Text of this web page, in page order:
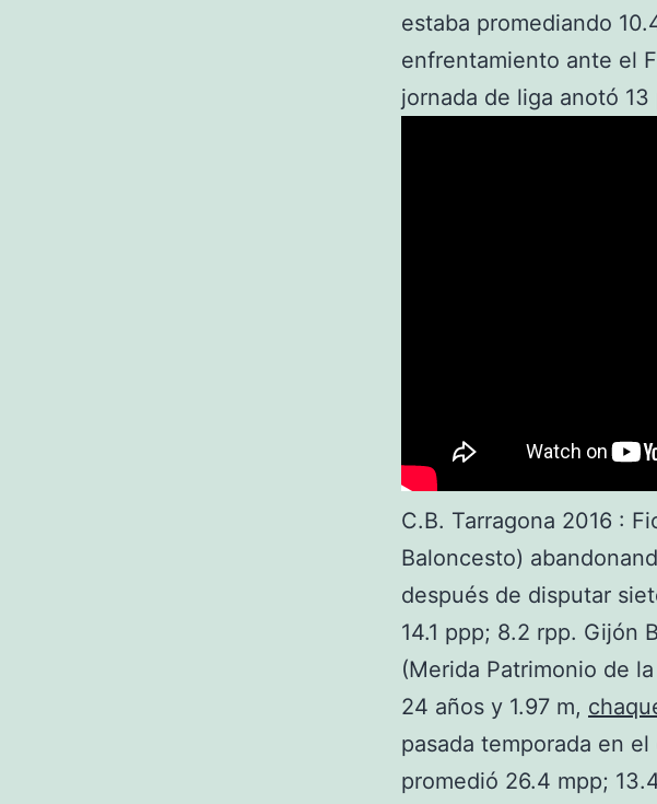
estaba promediando
enfrentamiento ante el
jornada de liga anotó
C.B. Tarragona 2016 :
Baloncesto)
después de disputar
14.1 ppp; 8.2 rpp. Gijón
(Merida Patrimonio de
24 años y 1.97 m,
pasada temporada en
promedió 26.4 mpp;